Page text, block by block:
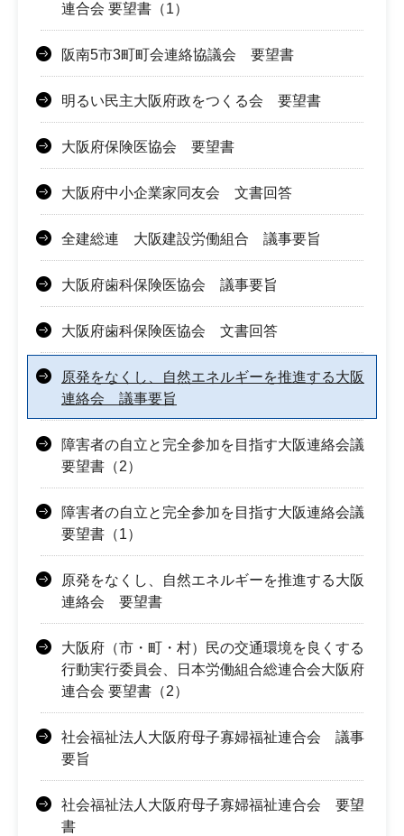
連合会 要望書（1）
阪南5市3町町会連絡協議会 要望書
明るい民主大阪府政をつくる会 要望書
大阪府保険医協会 要望書
大阪府中小企業家同友会 文書回答
全建総連 大阪建設労働組合 議事要旨
大阪府歯科保険医協会 議事要旨
大阪府歯科保険医協会 文書回答
原発をなくし、自然エネルギーを推進する大阪
連絡会 議事要旨
障害者の自立と完全参加を目指す大阪連絡会議
要望書（2）
障害者の自立と完全参加を目指す大阪連絡会議
要望書（1）
原発をなくし、自然エネルギーを推進する大阪
連絡会 要望書
大阪府（市・町・村）民の交通環境を良くする
行動実行委員会、日本労働組合総連合会大阪府
連合会 要望書（2）
社会福祉法人大阪府母子寡婦福祉連合会 議事
要旨
社会福祉法人大阪府母子寡婦福祉連合会 要望
書